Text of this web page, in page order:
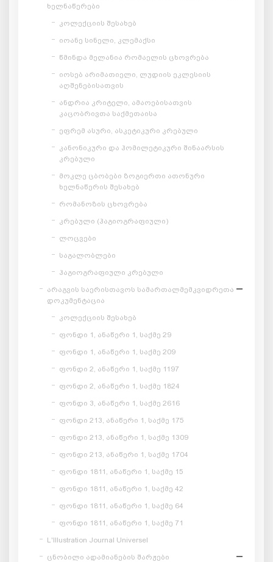
ხელნაწერები
კოლექციის შესახებ
იოანე სინელი, კლემაქსი
წმინდა მელანია რომაელის ცხოვრება
იოსებ არიმათიელი, ლუდიის ეკლესიის
აღშენებისათვის
ანდრია კრიტელი, ამაოებისათვის
კაცობრივთა საქმეთაისა
ეფრემ ასური, ასკეტიკური კრებული
კანონიკური და ჰომილეტიკური შინაარსის
კრებული
მოკლე ცბობები ზოგიერთი ათონური
ხელნაწერის შესახებ
რომანოზის ცხოვრება
კრებული (ჰაგიოგრაფიული)
ლოცვები
საგალობლები
ჰაგიოგრაფიული კრებული
არაგვის საერისთავოს სამართალმემკვიდრეთა
დოკუმენტაცია
კოლექციის შესახებ
ფონდი 1, ანაწერი 1, საქმე 29
ფონდი 1, ანაწერი 1, საქმე 209
ფონდი 2, ანაწერი 1, საქმე 1197
ფონდი 2, ანაწერი 1, საქმე 1824
ფონდი 3, ანაწერი 1, საქმე 2616
ფონდი 213, ანაწერი 1, საქმე 175
ფონდი 213, ანაწერი 1, საქმე 1309
ფონდი 213, ანაწერი 1, საქმე 1704
ფონდი 1811, ანაწერი 1, საქმე 15
ფონდი 1811, ანაწერი 1, საქმე 42
ფონდი 1811, ანაწერი 1, საქმე 64
ფონდი 1811, ანაწერი 1, საქმე 71
L'Illustration Journal Universel
ცნობილი ადამიანების შარჟები